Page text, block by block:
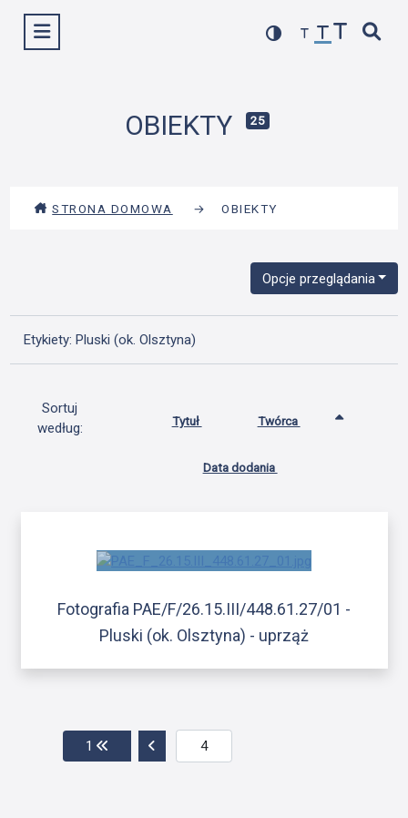
Wyświetl menu
OBIEKTY 25
STRONA DOMOWA → OBIEKTY
Opcje przeglądania
Etykiety: Pluski (ok. Olsztyna)
Sortuj
według:
Tytuł Twórca
Data dodania
Fotografia PAE/F/26.15.III/448.61.27/01 -
Pluski (ok. Olsztyna) - uprząż
1 Przejdź do pierwszej strony
Przejdź do poprzedniej strony